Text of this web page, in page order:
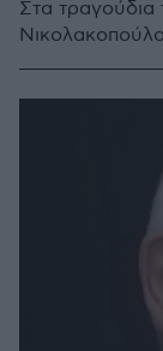
Στα τραγούδια